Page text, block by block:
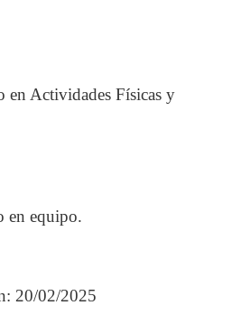
en Actividades Físicas y
en equipo.
20/02/2025